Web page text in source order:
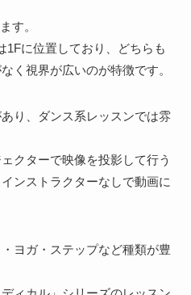
す。
1Fに位置しており、どちらも
く視界が広いのが特徴です。
り、ダンス系レッスンでは雰
クターで映像を投影して行う
ンストラクターなしで動画に
ヨガ・ステップなど種類が豊